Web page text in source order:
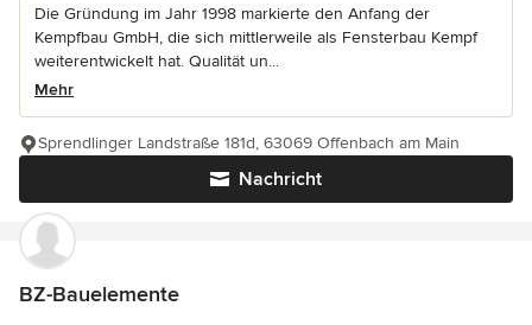
Die Gründung im Jahr 1998 markierte den Anfang der
Kempfbau GmbH, die sich mittlerweile als Fensterbau Kempf
weiterentwickelt hat. Qualität un...
Mehr
Nachricht
Sprendlinger Landstraße 181d, 63069 Offenbach am Main
BZ-Bauelemente